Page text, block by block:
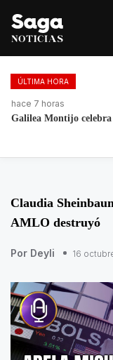
ÚLTIMA HORA
hace 7 horas
Galilea Montijo celebra
Claudia
AMLO destruyó
Por Deyli 16